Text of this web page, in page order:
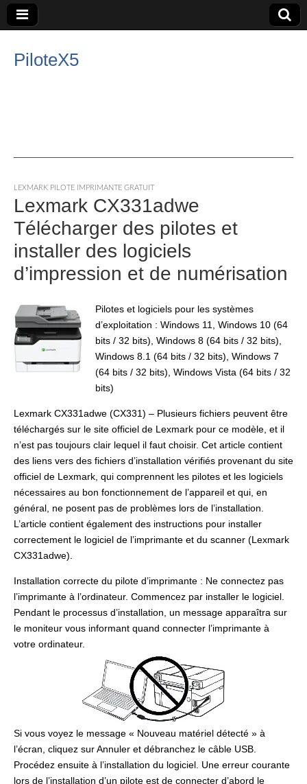
PiloteX5
LEXMARK PILOTE IMPRIMANTE GRATUIT
Lexmark CX331adwe
Télécharger des pilotes et
installer des logiciels
d’impression et de numérisation
Pilotes et logiciels pour les systèmes
d’exploitation : Windows 11, Windows 10 (64
bits / 32 bits), Windows 8 (64 bits / 32 bits),
Windows 8.1 (64 bits / 32 bits), Windows 7
(64 bits / 32 bits), Windows Vista (64 bits / 32
bits)
Lexmark CX331adwe (CX331) – Plusieurs fichiers peuvent être
téléchargés sur le site officiel de Lexmark pour ce modèle, et il
n’est pas toujours clair lequel il faut choisir. Cet article contient
des liens vers des fichiers d’installation vérifiés provenant du site
officiel de Lexmark, qui comprennent les pilotes et les logiciels
nécessaires au bon fonctionnement de l’appareil et qui, en
général, ne posent pas de problèmes lors de l’installation.
L’article contient également des instructions pour installer
correctement le logiciel de l’imprimante et du scanner (Lexmark
CX331adwe).
Installation correcte du pilote d’imprimante : Ne connectez pas
l’imprimante à l’ordinateur. Commencez par installer le logiciel.
Pendant le processus d’installation, un message apparaîtra sur
le moniteur vous informant quand connecter l’imprimante à
votre ordinateur.
Si vous voyez le message « Nouveau matériel détecté » à
l’écran, cliquez sur Annuler et débranchez le câble USB.
Procédez ensuite à l’installation du logiciel. Une erreur courante
lors de l’installation d’un pilote est de connecter d’abord le